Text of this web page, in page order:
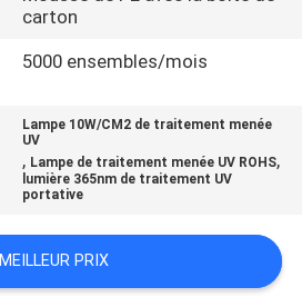
carton
5000 ensembles/mois
Lampe 10W/CM2 de traitement menée
UV
, Lampe de traitement menée UV ROHS,
lumière 365nm de traitement UV
portative
MEILLEUR PRIX